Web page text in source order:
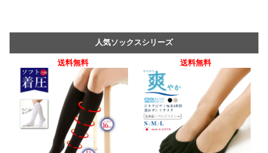
人気ソックスシリーズ
送料無料 送料無料